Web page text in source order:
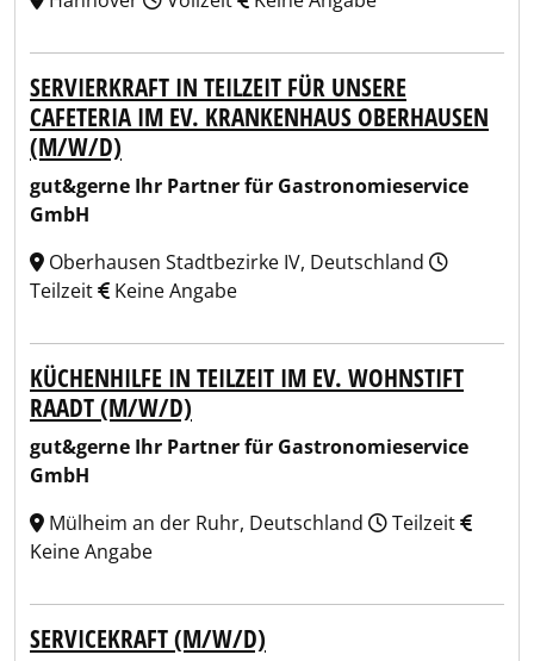
SERVIERKRAFT IN TEILZEIT FÜR UNSERE
CAFETERIA IM EV. KRANKENHAUS OBERHAUSEN
(M/W/D)
gut&gerne Ihr Partner für Gastronomieservice
GmbH
Oberhausen Stadtbezirke IV, Deutschland
Teilzeit
Keine Angabe
KÜCHENHILFE IN TEILZEIT IM EV. WOHNSTIFT
RAADT (M/W/D)
gut&gerne Ihr Partner für Gastronomieservice
GmbH
Mülheim an der Ruhr, Deutschland
Teilzeit
Keine Angabe
SERVICEKRAFT (M/W/D)